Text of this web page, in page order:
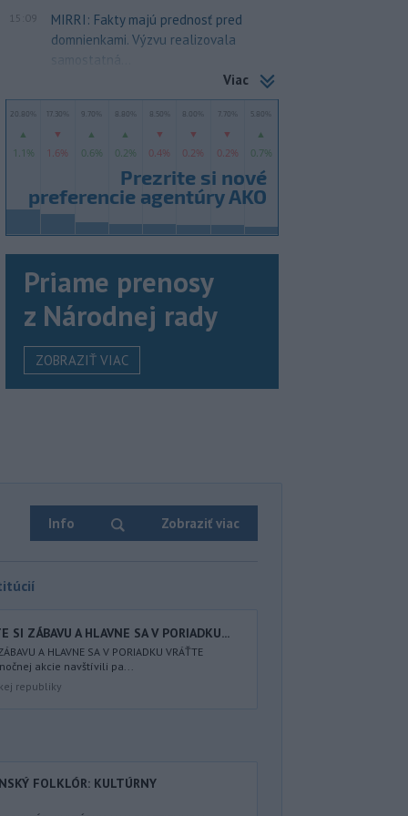
15:09
MIRRI: Fakty majú prednosť pred
domnienkami. Výzvu realizovala
samostatná...
Viac
Priame prenosy
z Národnej rady
ZOBRAZIŤ VIAC
Info Zobraziť viac
SI ZÁBAVU A HLAVNE SA V PORIADKU...
A HLAVNE SA V PORIADKU VRÁŤTE
akcie navštívili pa...
republiky
FOLKLÓR: KULTÚRNY